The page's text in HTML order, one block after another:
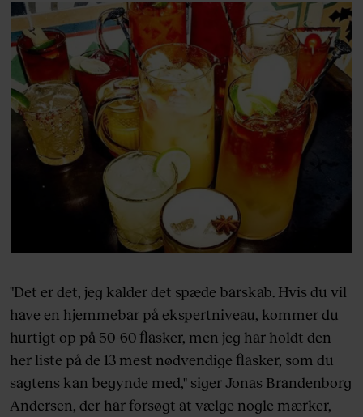
"Det er det, jeg kalder det spæde barskab. Hvis du vil
have en hjemmebar på ekspertniveau, kommer du
hurtigt op på 50-60 flasker, men jeg har holdt den
her liste på de 13 mest nødvendige flasker, som du
sagtens kan begynde med," siger Jonas Brandenborg
Andersen, der har forsøgt at vælge nogle mærker,